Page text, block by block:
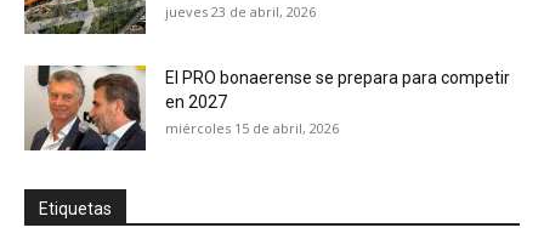
jueves 23 de abril, 2026
El PRO bonaerense se prepara para competir
en 2027
miércoles 15 de abril, 2026
Etiquetas